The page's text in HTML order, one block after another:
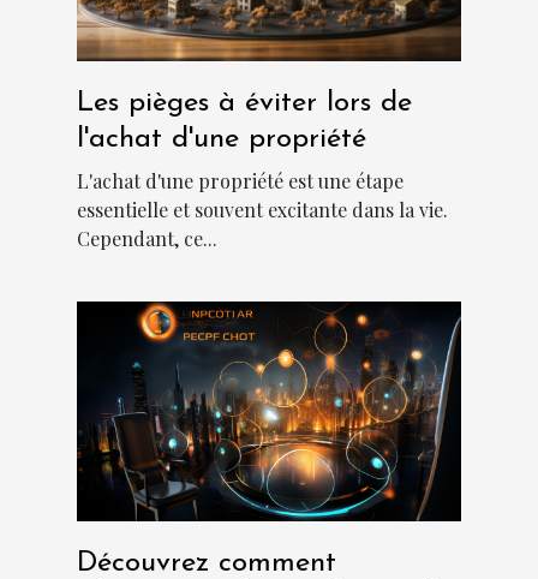
Les pièges à éviter lors de
l'achat d'une propriété
L'achat d'une propriété est une étape
essentielle et souvent excitante dans la vie.
Cependant, ce...
Découvrez comment